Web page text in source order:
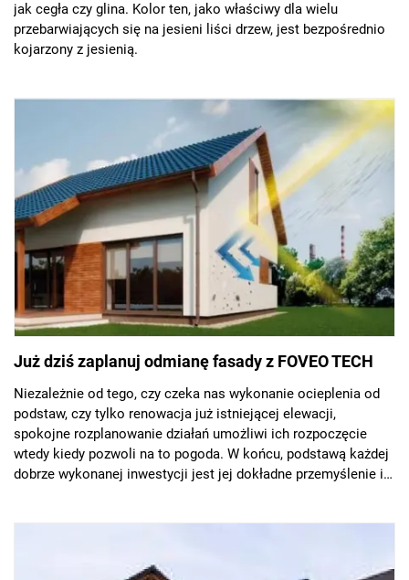
jak cegła czy glina. Kolor ten, jako właściwy dla wielu
przebarwiających się na jesieni liści drzew, jest bezpośrednio
kojarzony z jesienią.
Już dziś zaplanuj odmianę fasady z FOVEO TECH
Niezależnie od tego, czy czeka nas wykonanie ocieplenia od
podstaw, czy tylko renowacja już istniejącej elewacji,
spokojne rozplanowanie działań umożliwi ich rozpoczęcie
wtedy kiedy pozwoli na to pogoda. W końcu, podstawą każdej
dobrze wykonanej inwestycji jest jej dokładne przemyślenie i